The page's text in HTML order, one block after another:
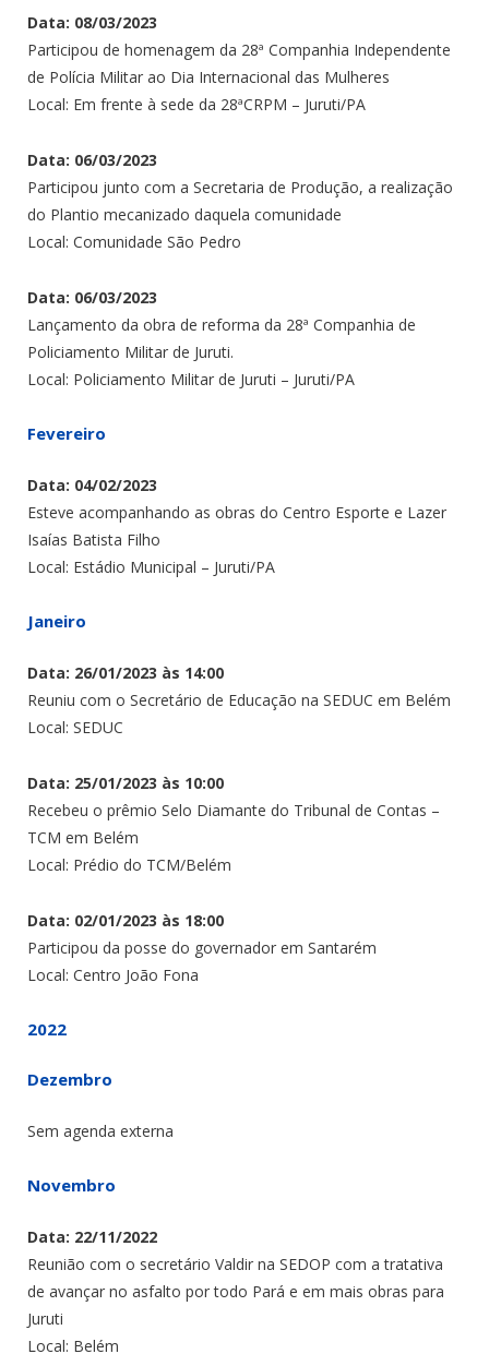
Data: 08/03/2023
Participou de homenagem da 28ª Companhia Independente
de Polícia Militar ao Dia Internacional das Mulheres
Local: Em frente à sede da 28ªCRPM – Juruti/PA
Data: 06/03/2023
Participou junto com a Secretaria de Produção, a realização
do Plantio mecanizado daquela comunidade
Local: Comunidade São Pedro
Data: 06/03/2023
Lançamento da obra de reforma da 28ª Companhia de
Policiamento Militar de Juruti.
Local: Policiamento Militar de Juruti – Juruti/PA
Fevereiro
Data: 04/02/2023
Esteve acompanhando as obras do Centro Esporte e Lazer
Isaías Batista Filho
Local: Estádio Municipal – Juruti/PA
Janeiro
Data: 26/01/2023 às 14:00
Reuniu com o Secretário de Educação na SEDUC em Belém
Local: SEDUC
Data: 25/01/2023 às 10:00
Recebeu o prêmio Selo Diamante do Tribunal de Contas –
TCM em Belém
Local: Prédio do TCM/Belém
Data: 02/01/2023 às 18:00
Participou da posse do governador em Santarém
Local: Centro João Fona
2022
Dezembro
Sem agenda externa
Novembro
Data: 22/11/2022
Reunião com o secretário Valdir na SEDOP com a tratativa
de avançar no asfalto por todo Pará e em mais obras para
Juruti
Local: Belém